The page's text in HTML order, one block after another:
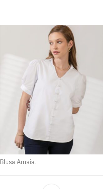
Blusa Amaia.